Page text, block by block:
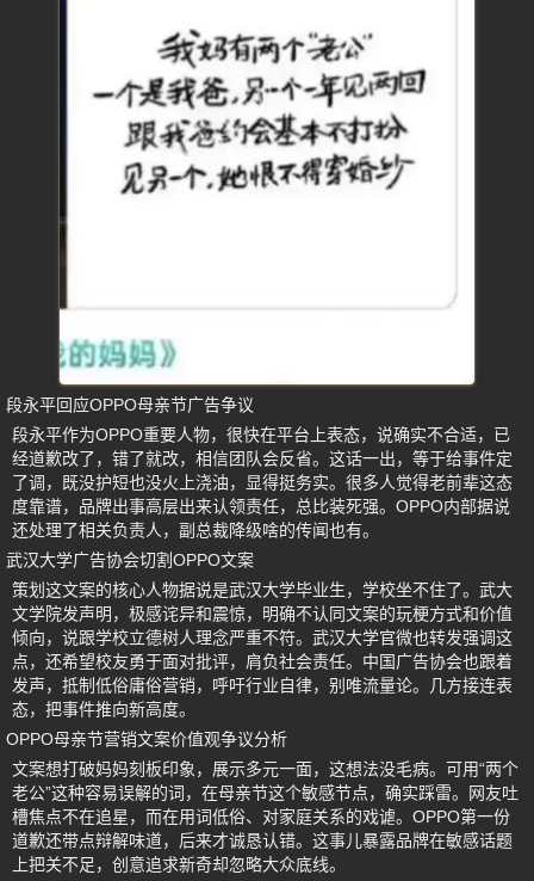
段永平回应OPPO母亲节广告争议
段永平作为OPPO重要人物，很快在平台上表态，说确实不合适，已
经道歉改了，错了就改，相信团队会反省。这话一出，等于给事件定
了调，既没护短也没火上浇油，显得挺务实。很多人觉得老前辈这态
度靠谱，品牌出事高层出来认领责任，总比装死强。OPPO内部据说
还处理了相关负责人，副总裁降级啥的传闻也有。
武汉大学广告协会切割OPPO文案
策划这文案的核心人物据说是武汉大学毕业生，学校坐不住了。武大
文学院发声明，极感诧异和震惊，明确不认同文案的玩梗方式和价值
倾向，说跟学校立德树人理念严重不符。武汉大学官微也转发强调这
点，还希望校友勇于面对批评，肩负社会责任。中国广告协会也跟着
发声，抵制低俗庸俗营销，呼吁行业自律，别唯流量论。几方接连表
态，把事件推向新高度。
OPPO母亲节营销文案价值观争议分析
文案想打破妈妈刻板印象，展示多元一面，这想法没毛病。可用“两个
老公”这种容易误解的词，在母亲节这个敏感节点，确实踩雷。网友吐
槽焦点不在追星，而在用词低俗、对家庭关系的戏谑。OPPO第一份
道歉还带点辩解味道，后来才诚恳认错。这事儿暴露品牌在敏感话题
上把关不足，创意追求新奇却忽略大众底线。